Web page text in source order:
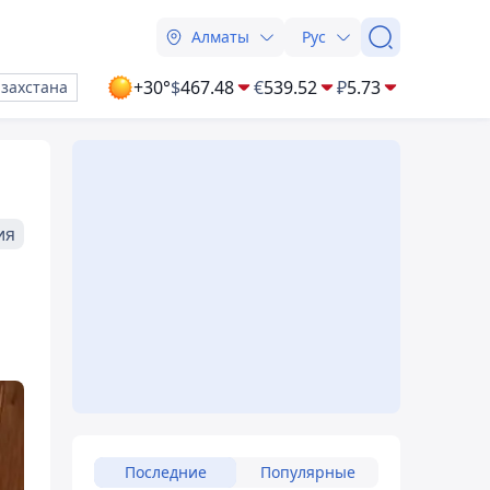
Алматы Рус
+30°$467.48 €539.52 ₽5.73
Последние Популярные